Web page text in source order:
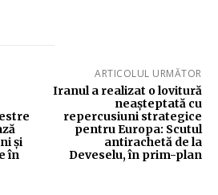
și
în
ARTICOLUL URMĂTOR
Iranul a realizat o lovitură
neașteptată cu
repercusiuni strategice
pentru Europa: Scutul
antirachetă de la
Deveselu, în prim-plan